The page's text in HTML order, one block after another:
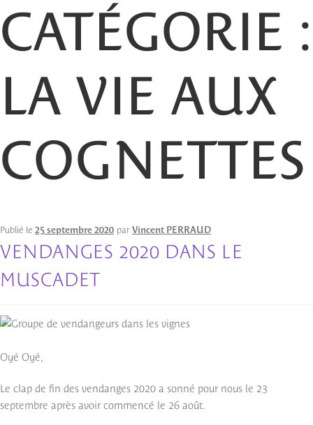
CATÉGORIE :
LA VIE AUX
COGNETTES
Publié le 25 septembre 2020 par Vincent PERRAUD
VENDANGES 2020 DANS LE
MUSCADET
Oyé Oyé,
Le clap de fin des vendanges 2020 a sonné pour nous le 23
septembre après avoir commencé le 26 août.